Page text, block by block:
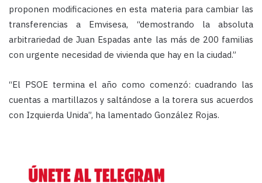
proponen modificaciones en esta materia para cambiar las
transferencias a Emvisesa, “demostrando la absoluta
arbitrariedad de Juan Espadas ante las más de 200 familias
con urgente necesidad de vivienda que hay en la ciudad.”
“El PSOE termina el año como comenzó: cuadrando las
cuentas a martillazos y saltándose a la torera sus acuerdos
con Izquierda Unida”, ha lamentado González Rojas.